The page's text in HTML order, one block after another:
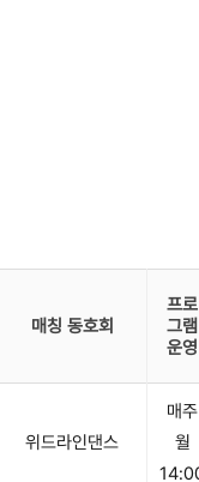
매칭 동호회
프로
그램
운영
위드라인댄스
매주
월